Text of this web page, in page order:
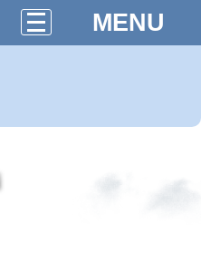
MENU